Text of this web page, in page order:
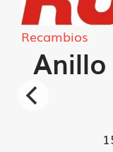
Recambios